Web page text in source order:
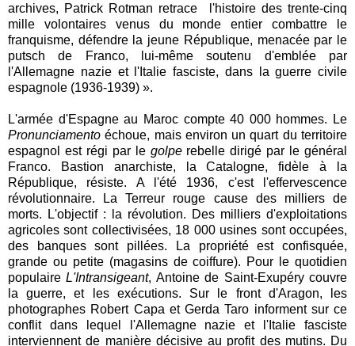
archives, Patrick Rotman retrace l'histoire des trente-cinq
mille volontaires venus du monde entier combattre le
franquisme, défendre la jeune République, menacée par le
putsch de Franco, lui-même soutenu d'emblée par
l'Allemagne nazie et l'Italie fasciste, dans la guerre civile
espagnole (1936-1939) ».
L'armée d'Espagne au Maroc compte 40 000 hommes. Le
Pronunciamentoéchoue, mais environ un quart du territoire
espagnol est régi par le golperebelle dirigé par le général
Franco. Bastion anarchiste, la Catalogne, fidèle à la
République, résiste. A l'été 1936, c'est l'effervescence
révolutionnaire. La Terreur rouge cause des milliers de
morts. L'objectif : la révolution. Des milliers d'exploitations
agricoles sont collectivisées, 18 000 usines sont occupées,
des banques sont pillées. La propriété est confisquée,
grande ou petite (magasins de coiffure). Pour le quotidien
populaireL'Intransigeant, Antoine de Saint-Exupéry couvre
la guerre, et les exécutions. Sur le front d'Aragon, les
photographes Robert Capa et Gerda Taro informent sur ce
conflit dans lequel l'Allemagne nazie et l'Italie fasciste
interviennent de manière décisive au profit des mutins. Du